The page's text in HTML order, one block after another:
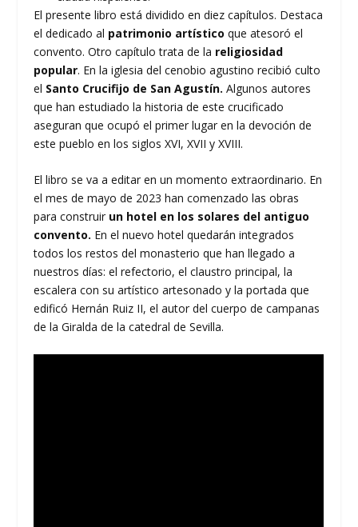
El presente libro está dividido en diez capítulos. Destaca
el dedicado al patrimonio artístico que atesoró el
convento. Otro capítulo trata de la religiosidad
popular. En la iglesia del cenobio agustino recibió culto
el Santo Crucifijo de San Agustín. Algunos autores
que han estudiado la historia de este crucificado
aseguran que ocupó el primer lugar en la devoción de
este pueblo en los siglos XVI, XVII y XVIII.
El libro se va a editar en un momento extraordinario. En
el mes de mayo de 2023 han comenzado las obras
para construir un hotel en los solares del antiguo
convento. En el nuevo hotel quedarán integrados
todos los restos del monasterio que han llegado a
nuestros días: el refectorio, el claustro principal, la
escalera con su artístico artesonado y la portada que
edificó Hernán Ruiz II, el autor del cuerpo de campanas
de la Giralda de la catedral de Sevilla.